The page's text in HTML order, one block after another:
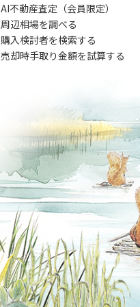
AI不動産査定（会員限定）
周辺相場を調べる
購入検討者を検索する
売却時手取り金額を試算する